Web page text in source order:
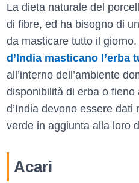
La dieta naturale del
di fibre, ed ha bisogno di
da masticare tutto il
d’India masticano l’erba
all’interno dell’ambiente
disponibilità di erba o fieno
d’India devono essere dati
verde in aggiunta alla loro
Acari